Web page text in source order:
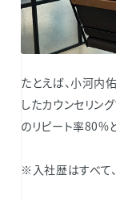
たとえば、小河内
したカウンセリン
のリピート率80%
※入社歴はすべて